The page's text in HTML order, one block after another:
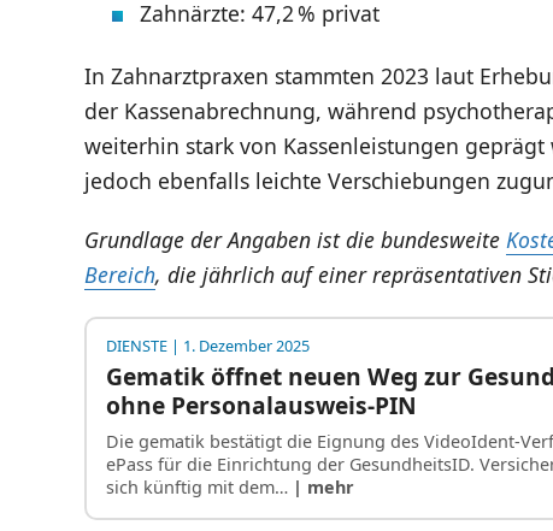
Zahnärzte: 47,2 % privat
In Zahnarztpraxen stammten 2023 laut
der Kassenabrechnung, während
weiterhin stark von Kassenleistungen geprägt
jedoch ebenfalls leichte Verschiebungen
Grundlage der Angaben ist die bundesweite
Bereich, die jährlich auf einer repräsentativen
DIENSTE| 1. Dezember 2025
Gematik öffnet neuen Weg zur
ohne Personalausweis-PIN
Die gematik bestätigt die Eignung des VideoIdent-
ePass für die Einrichtung der GesundheitsID.
sich künftig mit dem… | mehr